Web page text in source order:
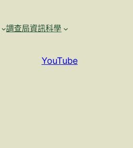
調查局資訊科學
YouTube